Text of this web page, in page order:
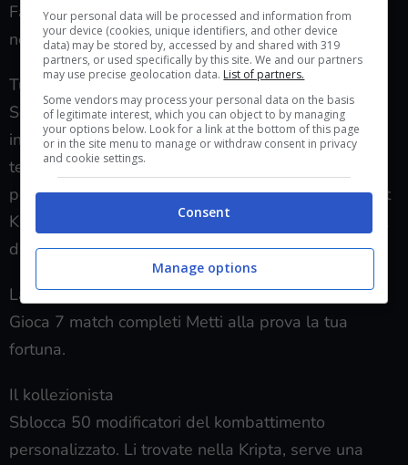
Fatality. Non funziona nella modalità Storia e
nell’Addestramento Fatality.
Tutti i pezzi
Scegli un set con sfondo, icona e bordo. Vi basterà
indossare uno stesso set di icone: Se avete
terminato il capitolo della STORIA di SCORPION,
potete indossare il set HANZO nella vostra Kombat
Kard. Vi basterà equipaggiare Hanzo in tutti gli slot
disponibili.
La fortuna è dalla tua parte
Gioca 7 match completi Metti alla prova la tua
fortuna.
Il kollezionista
Sblocca 50 modificatori del kombattimento
personalizzato. Li trovate nella Kripta, serve una
Your personal data will be processed and information from
your device (cookies, unique identifiers, and other device
data) may be stored by, accessed by and shared with 319
partners, or used specifically by this site. We and our partners
may use precise geolocation data. List of partners.
Some vendors may process your personal data on the basis
of legitimate interest, which you can object to by managing
your options below. Look for a link at the bottom of this page
or in the site menu to manage or withdraw consent in privacy
and cookie settings.
Consent
Manage options